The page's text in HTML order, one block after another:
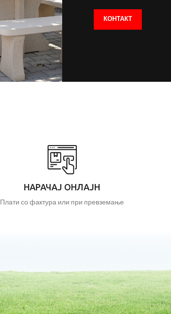
КОНТАКТ
НАРАЧАЈ ОНЛАЈН
Плати со фактура или при превземање